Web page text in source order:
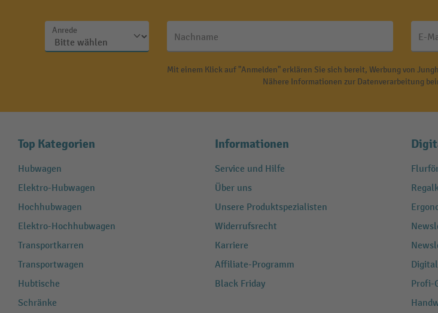
Anrede
Nachname E-
Mit einem Klick auf "Anmelden" erklären Sie sich bereit, Werbung von
Nähere Informationen zur Datenverarbeitung
Top Kategorien
Hubwagen
Elektro-Hubwagen
Hochhubwagen
Elektro-Hochhubwagen
Transportkarren
Transportwagen
Hubtische
Schränke
Informationen
Service und Hilfe
Über uns
Unsere Produktspezialisten
Widerrufsrecht
Karriere
Affiliate-Programm
Black Friday
Profi-